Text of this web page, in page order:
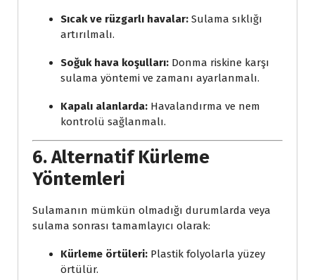
Sıcak ve rüzgarlı havalar: Sulama sıklığı
artırılmalı.
Soğuk hava koşulları: Donma riskine karşı
sulama yöntemi ve zamanı ayarlanmalı.
Kapalı alanlarda: Havalandırma ve nem
kontrolü sağlanmalı.
6. Alternatif Kürleme
Yöntemleri
Sulamanın mümkün olmadığı durumlarda veya
sulama sonrası tamamlayıcı olarak:
Kürleme örtüleri: Plastik folyolarla yüzey
örtülür.